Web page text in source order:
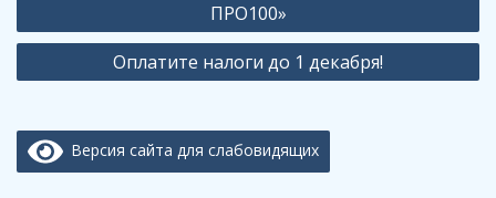
записям
ПРО100»
Оплатите налоги до 1 декабря!
Версия сайта для слабовидящих